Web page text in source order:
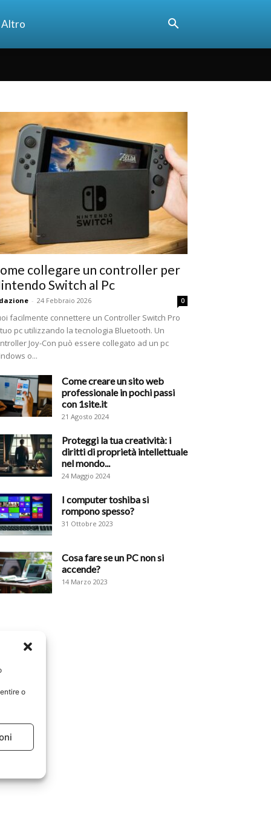
o
Altro
collegare un controller per
Switch al Pc
- 24 Febbraio 2026 0
facilmente connettere un Controller Switch Pro
pc utilizzando la tecnologia Bluetooth. Un
Joy-Con può essere collegato ad un pc
o...
Come creare un sito web
professionale in pochi passi
con 1site.it
21 Agosto 2024
Proteggi la tua creatività: i
diritti di proprietà intellettuale
nel mondo...
24 Maggio 2024
I computer toshiba si
rompono spesso?
31 Ottobre 2023
Cosa fare se un PC non si
accende?
14 Marzo 2023